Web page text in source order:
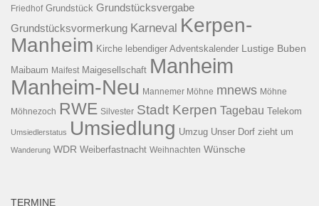
Friedhof Grundstück Grundstücksvergabe
Grundstücksvormerkung Karneval Kerpen-
Manheim Kirche lebendiger Adventskalender
Lustige Buben
Maibaum Maifest Maigesellschaft Manheim
Manheim-Neu Mannemer Möhne mnews Möhne
Möhnezoch RWE Silvester Stadt Kerpen Tagebau Telekom
Umsiedlerstatus Umsiedlung Umzug Unser Dorf zieht um
Wanderung WDR Weiberfastnacht Weihnachten Wünsche
TERMINE